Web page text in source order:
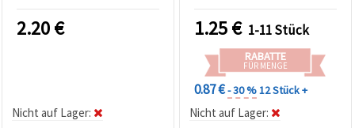
2.20€
Nicht auf Lager:
1.25€ 1-11 Stück
RABATTE
FÜR MENGE
0.87 €- 30 %12 Stück +
Nicht auf Lager: